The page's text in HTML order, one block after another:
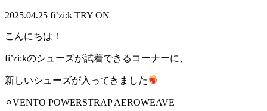
2025.04.25 fi’zi:k TRY ON
こんにちは！
fi’zi:kのシューズが試着できるコーナーに、
新しいシューズが入ってきました
⚪︎VENTO POWERSTRAP AEROWEAVE